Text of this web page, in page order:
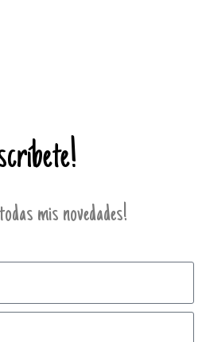
mis novedades!